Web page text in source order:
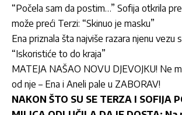
“Počela sam da postim…” Sofija otkrila
može preći Terzi: “Skinuo je masku”
Ena priznala šta najviše razara njenu vezu
“Iskoristiće to do kraja”
MATEJA NAŠAO NOVU DJEVOJKU! Ne
od nje – Ena i Aneli pale u ZABORAV!
NAKON ŠTO SU SE TERZA I SOFIJA